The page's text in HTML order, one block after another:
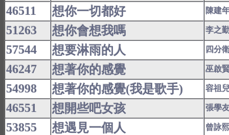
46511 想你一切都好 陳建
51263 想你會想我嗎 李之
57544 想要淋雨的人 四分
46247 想著你的感覺 巫啟
54998 想著你的感覺(我是歌手) 容祖
46551 想開些吧女孩 張學
53855 想遇見一個人 曾詠